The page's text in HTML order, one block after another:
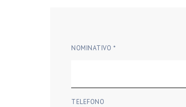
NOMINATIVO *
TELEFONO